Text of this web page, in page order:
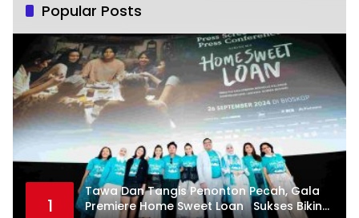
Popular Posts
1
Tawa Dan Tangis Penonton Pecah, Gala
Premiere Home Sweet Loan Sukses Bikin